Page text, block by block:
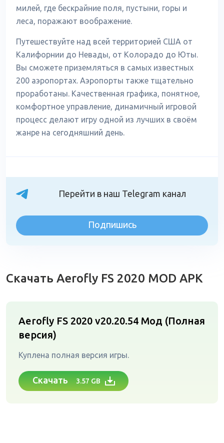
милей, где бескрайние поля, пустыни, горы и
леса, поражают воображение.
Путешествуйте над всей территорией США от
Калифорнии до Невады, от Колорадо до Юты.
Вы сможете приземляться в самых известных
200 аэропортах. Аэропорты также тщательно
проработаны. Качественная графика, понятное,
комфортное управление, динамичный игровой
процесс делают игру одной из лучших в своём
жанре на сегодняшний день.
Перейти в наш Telegram канал
Подпишись
Скачать Aerofly FS 2020 MOD APK
Aerofly FS 2020 v20.20.54 Мод (Полная
версия)
Куплена полная версия игры.
Скачать 3.57 GB